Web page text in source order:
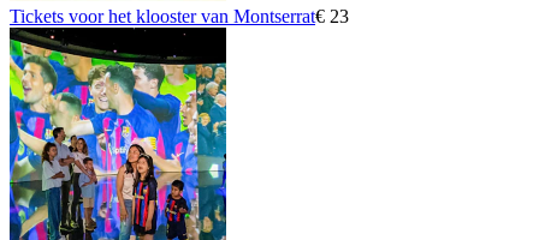
Tickets voor het klooster van Montserrat€ 23